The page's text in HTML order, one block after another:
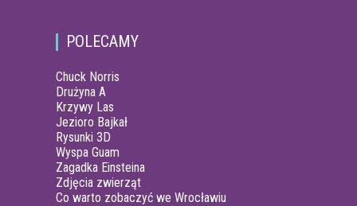
POLECAMY
Chuck Norris
Drużyna A
Krzywy Las
Jezioro Bajkał
Rysunki 3D
Wyspa Guam
Zagadka Einsteina
Zdjęcia zwierząt
Co warto zobaczyć we Wrocławiu